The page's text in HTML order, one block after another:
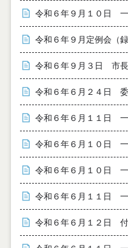
令和６年９月１０日 一
令和６年９月定例会（録
令和６年９月３日 市
令和６年６月２４日
令和６年６月１１日 一
令和６年６月１０日 一
令和６年６月１０日 一
令和６年６月１１日 一
令和６年６月１２日